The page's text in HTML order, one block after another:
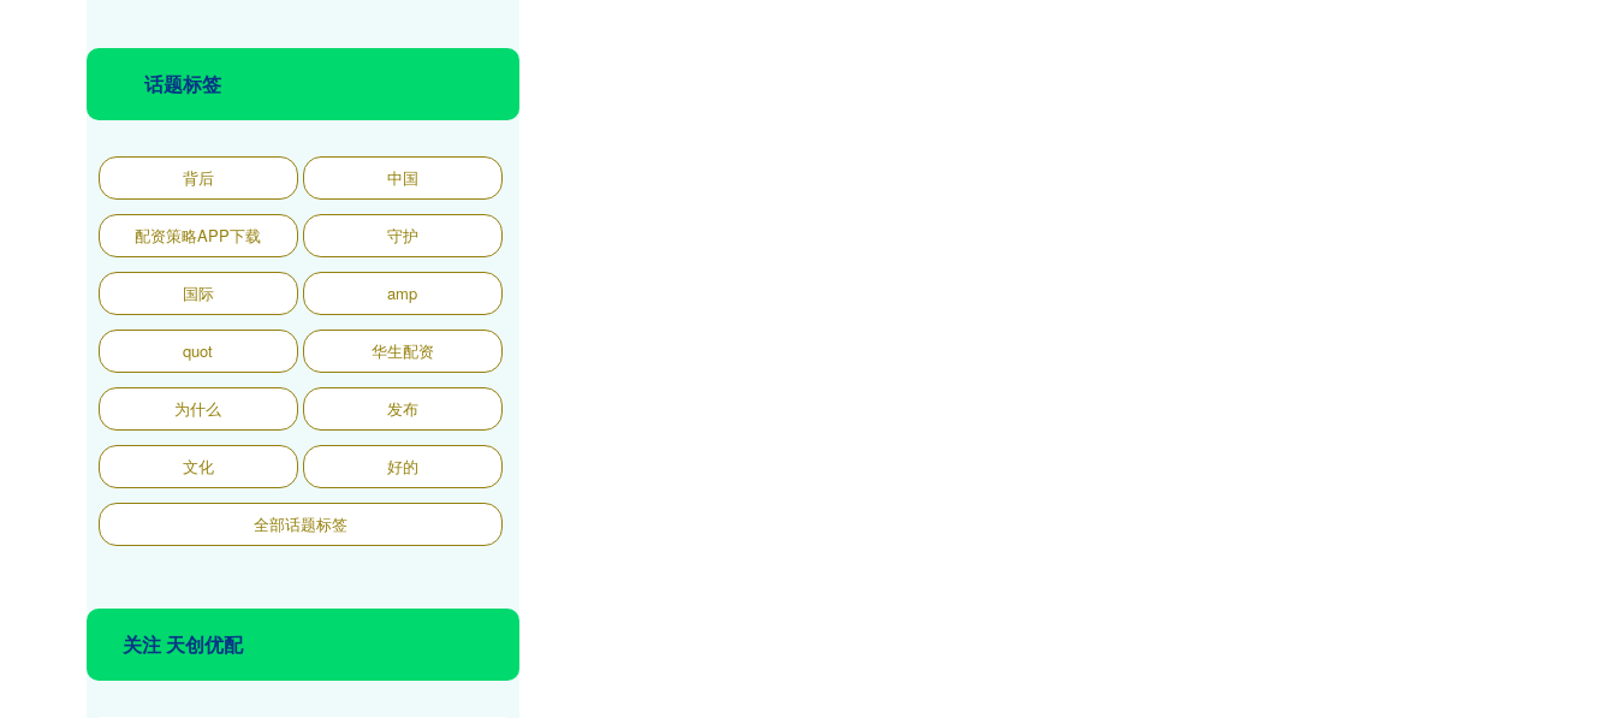
话题标签
背后 中国
配资策略APP下载 守护
国际 amp
quot 华生配资
为什么 发布
文化 好的
全部话题标签
关注 天创优配